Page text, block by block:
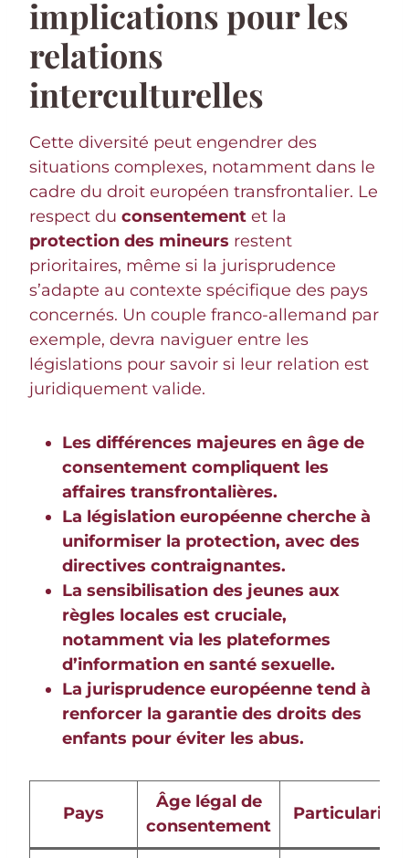
implications pour les
relations
interculturelles
Cette diversité peut engendrer des
situations complexes, notamment dans le
cadre du droit européen transfrontalier. Le
respect du consentement et la
protection des mineurs restent
prioritaires, même si la jurisprudence
s’adapte au contexte spécifique des pays
concernés. Un couple franco-allemand par
exemple, devra naviguer entre les
législations pour savoir si leur relation est
juridiquement valide.
Les différences majeures en âge de
consentement compliquent les
affaires transfrontalières.
La législation européenne cherche à
uniformiser la protection, avec des
directives contraignantes.
La sensibilisation des jeunes aux
règles locales est cruciale,
notamment via les plateformes
d’information en santé sexuelle.
La jurisprudence européenne tend à
renforcer la garantie des droits des
enfants pour éviter les abus.
Pays
Âge légal de
consentement
Particularités